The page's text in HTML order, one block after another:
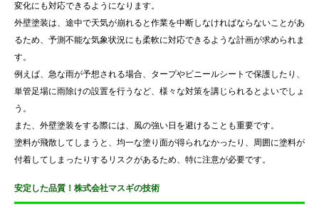
変化にも対応できるようになります。
外壁塗装は、途中で天気が崩れると作業を中断しなければならないことがあ
るため、予測不能な気象状況にも柔軟に対応できるような計画が求められま
す。
例えば、急な雨が予想される場合、タープやビニールシートで保護したり、
単管足場に雨除けの設置を行うなど、様々な対策を講じられるとよいでしょ
う。
また、外壁塗装をする際には、風の強い日を避けることも重要です。
塗料が飛散してしまうと、均一な塗り面が得られなかったり、周囲に塗料が
付着してしまったりするリスクがあるため、特に注意が必要です。
安定した品質！株式会社マスギの技術